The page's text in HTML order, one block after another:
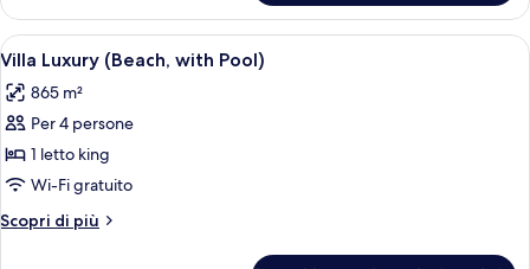
(Water
Villa
with
Apri
tutte
le
foto
per
Villa
Luxury
(Beach,
5
Villa Luxury (Beach, with Pool)
865 m²
Per 4 persone
1 letto king
Wi-Fi gratuito
Scopri di più
Altri